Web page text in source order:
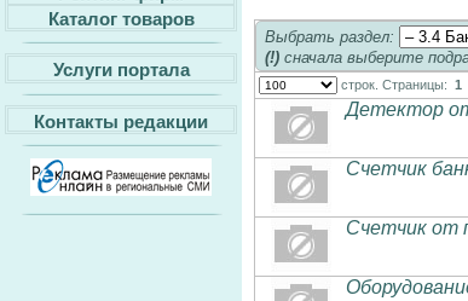
Каталог товаров
Услуги портала
Контакты редакции
Выбрать раздел:
(!) сначала выберите
строк. Страницы: 1
Детектор
Счетчик
Счетчик от